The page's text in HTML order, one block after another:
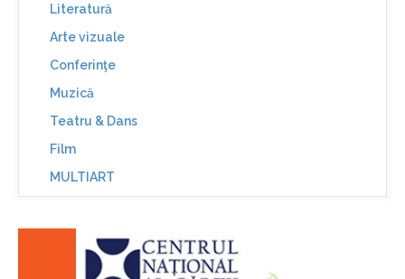
Literatură
Arte vizuale
Conferinţe
Muzică
Teatru & Dans
Film
MULTIART